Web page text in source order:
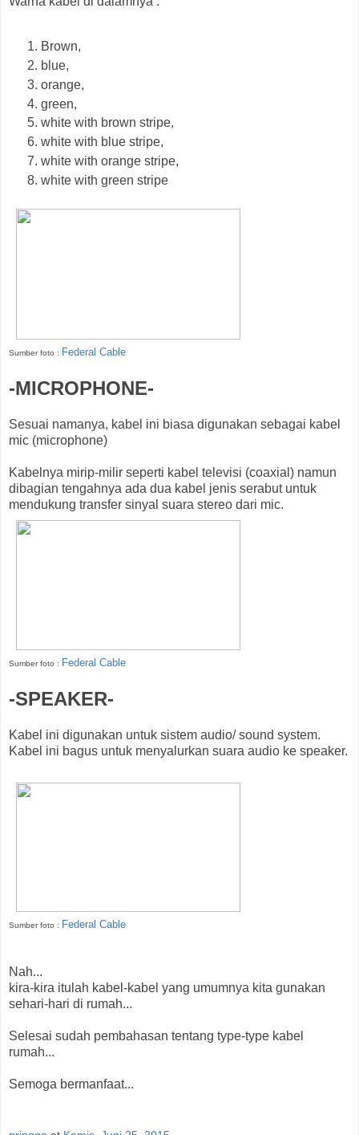
Brown,
blue,
orange,
green,
white with brown stripe,
white with blue stripe,
white with orange stripe,
white with green stripe
Sumber foto : Federal Cable
-MICROPHONE-
Sesuai namanya, kabel ini biasa digunakan sebagai kabel
mic (microphone)
Kabelnya mirip-milir seperti kabel televisi (coaxial) namun
dibagian tengahnya ada dua kabel jenis serabut untuk
mendukung transfer sinyal suara stereo dari mic.
Sumber foto : Federal Cable
-SPEAKER-
Kabel ini digunakan untuk sistem audio/ sound system.
Kabel ini bagus untuk menyalurkan suara audio ke speaker.
Sumber foto : Federal Cable
Nah...
kira-kira itulah kabel-kabel yang umumnya kita gunakan
sehari-hari di rumah...
Selesai sudah pembahasan tentang type-type kabel
rumah...
Semoga bermanfaat...